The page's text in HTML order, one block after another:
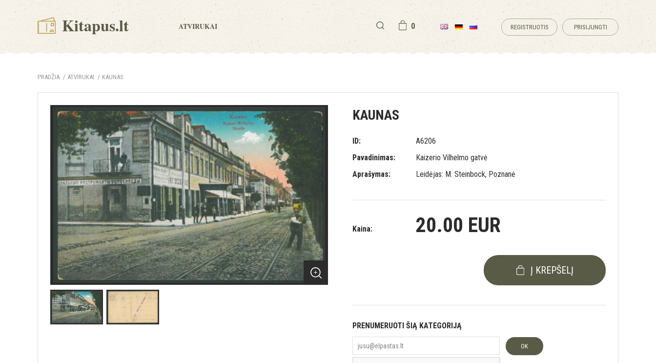
Kitapus.lt ATVIRUKAI 0 REGISTRUOTIS PRISIJUNGTI
PRADŽIA ATVIRUKAI KAUNAS
KAUNAS
ID:
A6206
Pavadinimas:
Kaizerio Vilhelmo gatvė
Aprašymas:
Leidėjas: M. Steinbock, Poznanė
Kaina: 20.00 EUR
Į KREPŠELĮ
PRENUMERUOTI ŠIĄ KATEGORIJĄ
OK